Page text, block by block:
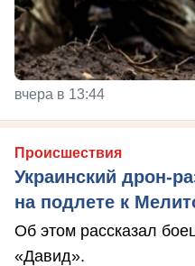
вчера в 13:44
Происшествия
Украинский дрон-
на подлете к
Об этом рассказал
«Давид».